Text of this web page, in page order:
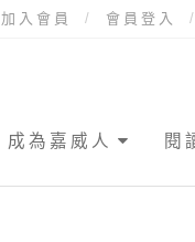
加入會員 會員登入
成為嘉威人 閱